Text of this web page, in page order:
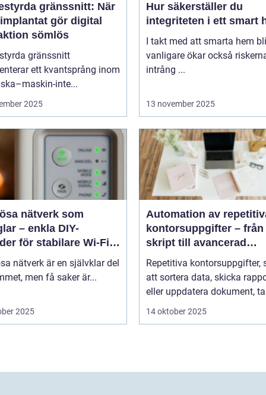
gränssnitt: När
gör digital
sömlös
gränssnitt
ett kvantsprång inom
inte...
2025
Hur säkerställer du
integriteten i ett smart
I takt med att smarta hem
vanligare ökar också
intrång ...
13 november 2025
nätverk som
– enkla DIY-
för stabilare Wi-Fi i
nätverk är en självklar del
men få saker är...
2025
Automation av
kontorsuppgifter – från
skript till avancerad
programvara
Repetitiva kontorsuppgifter,
att sortera data, skicka
eller uppdatera dokument,
14 oktober 2025